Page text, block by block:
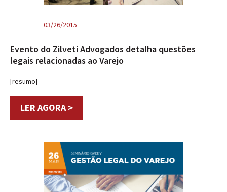
03/26/2015
Evento do Zilveti Advogados detalha questões
legais relacionadas ao Varejo
[resumo]
LER AGORA >